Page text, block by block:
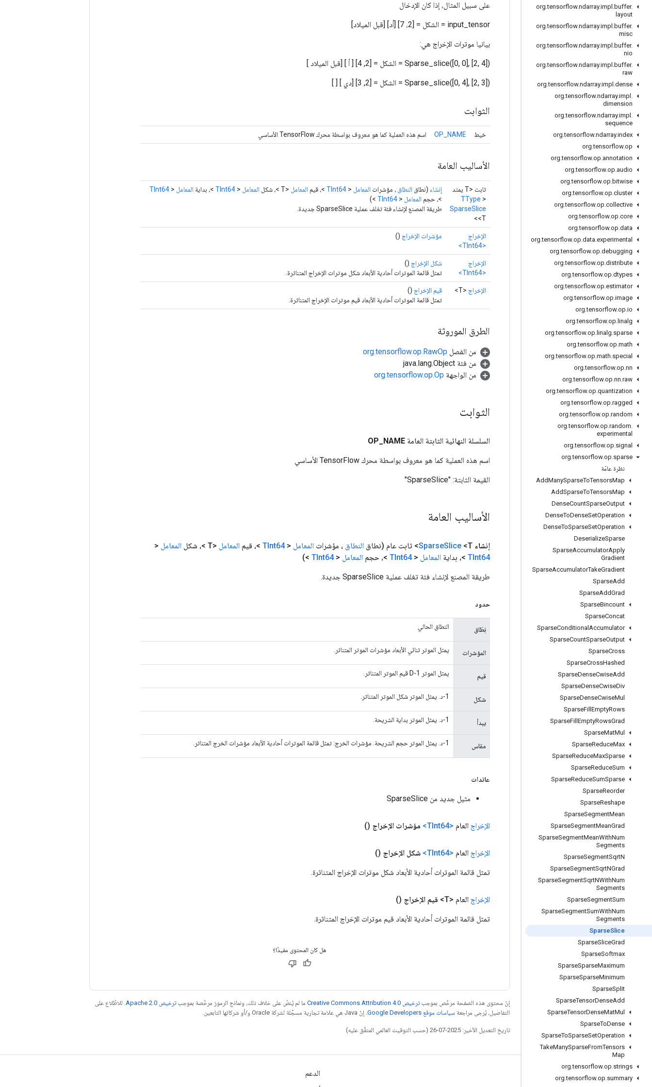
org.tensorflow.ndarray.impl .buffer.
layout
org.tensorflow.ndarray.impl .buffer.
misc
org.tensorflow.ndarray.impl .buffer.
nio
org.tensorflow.ndarray.impl .buffer.
raw
org.tensorflow.ndarray.impl .dense
org.tensorflow.ndarray.impl .
dimension
org.tensorflow.ndarray.impl .
sequence
org.tensorflow.ndarray.index
org.tensorflow.op
org.tensorflow.op.annotation
org.tensorflow.op.audio
org.tensorflow.op.bitwise
org.tensorflow.op.cluster
org.tensorflow.op.collective
org.tensorflow.op.core
org.tensorflow.op.data
org.tensorflow.op.data.experimental
org.tensorflow.op.debugging
org.tensorflow.op.distribute
org.tensorflow.op.dtypes
org.tensorflow.op.estimator
org.tensorflow.op.image
org.tensorflow.op.io
org.tensorflow.op. linalg
org.tensorflow.op. linalg.sparse
org.tensorflow.op.math
org.tensorflow.op.math.special
org.tensorflow.op.nn
org.tensorflow.op.nn.raw
org.tensorflow.op.quantization
org.tensorflow.op.ragged
org.tensorflow.op.random
org.tensorflow.op.random.
experimental
org.tensorflow.op.signal
org.tensorflow.op.sparse
نظرة عامّة
AddManySparseToTensorsMap
AddSparseToTensorsMap
DenseCountSparseOutput
DenseToDenseSetOperation
DenseToSparseSetOperation
DeserializeSparse
SparseAccumulatorApply
Gradient
SparseAccumulatorTakeGradient
SparseAdd
SparseAddGrad
SparseBincount
SparseConcat
SparseConditional Accumulator
SparseCountSparseOutput
SparseCross
SparseCrossHashed
SparseDenseCwiseAdd
SparseDenseCwiseDiv
SparseDenseCwiseMul
SparseFill EmptyRows
SparseFill EmptyRowsGrad
SparseMatMul
SparseReduceMax
SparseReduceMaxSparse
SparseReduceSum
SparseReduceSumSparse
SparseReorder
SparseReshape
SparseSegmentMean
SparseSegmentMeanGrad
SparseSegmentMeanWithNum
Segments
SparseSegmentSqrtN
SparseSegmentSqrtNGrad
SparseSegmentSqrtNWithNum
Segments
SparseSegmentSum
SparseSegmentSumWithNum
Segments
SparseSlice
SparseSliceGrad
SparseSoftmax
SparseSparseMaximum
SparseSparseMinimum
SparseSplit
SparseTensorDenseAdd
SparseTensorDenseMatMul
SparseToDense
SparseToSparseSetOperation
TakeManySparseFromTensors
Map
org.tensorflow.op.strings
org.tensorflow.op.summary
على سبيل المثال، إذا كان الإدخال
input_tensor = الشكل = [2، 7] [أد] [قبل الميلاد]
بيانيا موترات الإخراج هي:
Sparse_slice([0, 0], [2, 4]) = الشكل = [2, 4] [ أ ] [قبل الميلاد ]
Sparse_slice([0, 4], [2, 3]) = الشكل = [2, 3] [دي ] [ ]
الثوابت
خيط OP_NAME اسم هذه العملية كما هو معروف بواسطة محرك TensorFlow الأساسي
الأساليب العامة
ثابت <T يمتد
TType >
SparseSlice
<T>
إنشاء (نطاق النطاق ، مؤشرات المعامل <
TInt64 >، قيم المعامل <T >، شكل المعامل <
TInt64 >، بداية المعامل <
TInt64
>، حجم المعامل <
TInt64
>)
طريقة المصنع لإنشاء فئة تغلف عملية SparseSlice جديدة.
الإخراج
<TInt64>
مؤشرات الإخراج ()
الإخراج
<TInt64>
شكل الإخراج ()
تمثل قائمة الموترات أحادية الأبعاد شكل موترات الإخراج المتناثرة.
الإخراج <T> قيم الإخراج ()
تمثل قائمة الموترات أحادية الأبعاد قيم موترات الإخراج المتناثرة.
الطرق الموروثة
من الفصل org.tensorflow.op.RawOp
من فئة java.lang.Object
من الواجهة org.tensorflow.op.Op
الثوابت
السلسلة النهائية الثابتة العامة OP NAME
اسم هذه العملية كما هو معروف بواسطة محرك TensorFlow الأساسي
القيمة الثابتة: "SparseSlice"
الأساليب العامة
إنشاء SparseSlice <T> ثابت عام (نطاق النطاق ، مؤشرات المعامل <
TInt64 >، قيم المعامل <T >، شكل المعامل <
TInt64 >، بداية المعامل <
TInt64 >، حجم المعامل <
TInt64
>)
طريقة المصنع لإنشاء فئة تغلف عملية SparseSlice جديدة.
حدود
نِطَاق النطاق الحالي
المؤشرات يمثل الموتر ثنائي الأبعاد مؤشرات الموتر المتناثر.
قيم يمثل الموتر 1-D قيم الموتر المتناثر.
شكل 1-د. يمثل الموتر شكل الموتر المتناثر.
يبدأ 1-د. يمثل الموتر بداية الشريحة.
مقاس 1-د. يمثل الموتر حجم الشريحة. مؤشرات الخرج: تمثل قائمة الموترات أحادية الأبعاد مؤشرات الخرج المتناثر.
عائدات
مثيل جديد من SparseSlice
الإخراج العام <TInt64> مؤشرات الإخراج ()
الإخراج العام <TInt64> شكل الإخراج ()
تمثل قائمة الموترات أحادية الأبعاد شكل موترات الإخراج المتناثرة.
الإخراج العام <T> قيم الإخراج ()
تمثل قائمة الموترات أحادية الأبعاد قيم موترات الإخراج المتناثرة.
هل كان المحتوى مفيدًا؟
إنّ محتوى هذه الصفحة مرخّص بموجبترخيص Creative Commons Attribution 4.0‏ ما لم يُنصّ على خلاف ذلك، ونماذج الرموز مرخّصة بموجبترخيص Apache 2.0‏
. للاطّلاع على
التفاصيل، يُرجى مراجعة سياسات موقع Google Developers‏ . إنّ Java هي علامة تجارية مسجَّلة لشركة Oracle و/أو شركائها التابعين.
تاريخ التعديل الأخير: 2025-07-26 (حسب التوقيت العالمي المتفَّق عليه)
الدعم